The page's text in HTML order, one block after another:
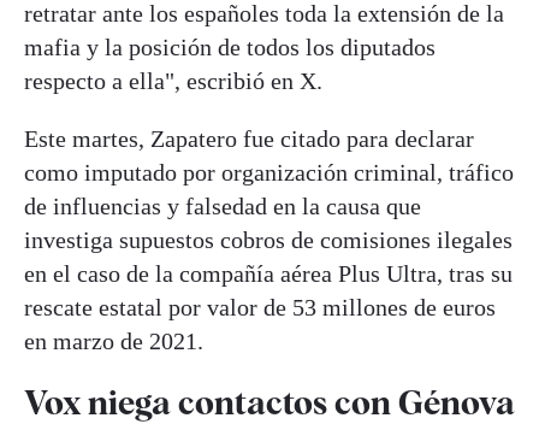
retratar ante los españoles toda la extensión de la
mafia y la posición de todos los diputados
respecto a ella", escribió en X.
Este martes, Zapatero fue citado para declarar
como imputado por organización criminal, tráfico
de influencias y falsedad en la causa que
investiga supuestos cobros de comisiones ilegales
en el caso de la compañía aérea Plus Ultra, tras su
rescate estatal por valor de 53 millones de euros
en marzo de 2021.
Vox niega contactos con Génova